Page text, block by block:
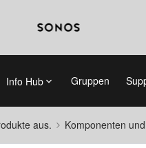
Info Hub Gruppen
aus. Komponenten